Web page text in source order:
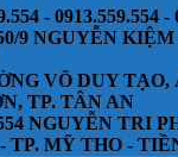
- 0913.559.554 -
9 NGUYỄN KIỆM
VÕ DUY TẠO,
TP. TÂN AN
NGUYỄN TRI
TP. MỸ THO -